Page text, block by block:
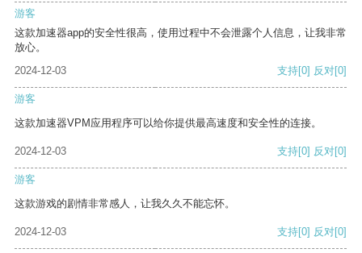
游客
这款加速器app的安全性很高，使用过程中不会泄露个人信息，让我非常
放心。
2024-12-03
支持[0] 反对[0]
游客
这款加速器VPM应用程序可以给你提供最高速度和安全性的连接。
2024-12-03 支持[0] 反对[0]
游客
这款游戏的剧情非常感人，让我久久不能忘怀。
2024-12-03 支持[0] 反对[0]